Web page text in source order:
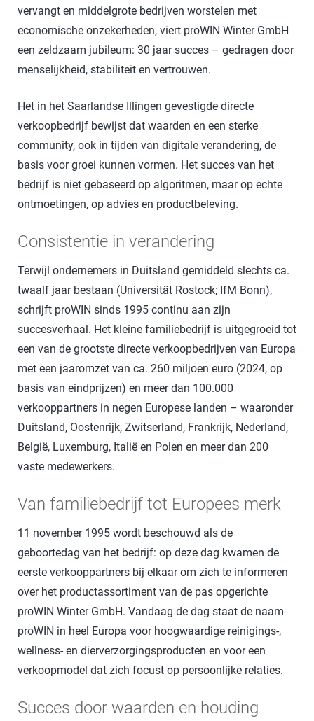
vervangt en middelgrote bedrijven worstelen met
economische onzekerheden, viert proWIN Winter GmbH
een zeldzaam jubileum: 30 jaar succes – gedragen door
menselijkheid, stabiliteit en vertrouwen.
Het in het Saarlandse Illingen gevestigde directe
verkoopbedrijf bewijst dat waarden en een sterke
community, ook in tijden van digitale verandering, de
basis voor groei kunnen vormen. Het succes van het
bedrijf is niet gebaseerd op algoritmen, maar op echte
ontmoetingen, op advies en productbeleving.
Consistentie in verandering
Terwijl ondernemers in Duitsland gemiddeld slechts ca.
twaalf jaar bestaan (Universität Rostock; IfM Bonn),
schrijft proWIN sinds 1995 continu aan zijn
succesverhaal. Het kleine familiebedrijf is uitgegroeid tot
een van de grootste directe verkoopbedrijven van Europa
met een jaaromzet van ca. 260 miljoen euro (2024, op
basis van eindprijzen) en meer dan 100.000
verkooppartners in negen Europese landen – waaronder
Duitsland, Oostenrijk, Zwitserland, Frankrijk, Nederland,
België, Luxemburg, Italië en Polen en meer dan 200
vaste medewerkers.
Van familiebedrijf tot Europees merk
11 november 1995 wordt beschouwd als de
geboortedag van het bedrijf: op deze dag kwamen de
eerste verkooppartners bij elkaar om zich te informeren
over het productassortiment van de pas opgerichte
proWIN Winter GmbH. Vandaag de dag staat de naam
proWIN in heel Europa voor hoogwaardige reinigings-,
wellness- en dierverzorgingsproducten en voor een
verkoopmodel dat zich focust op persoonlijke relaties.
Succes door waarden en houding